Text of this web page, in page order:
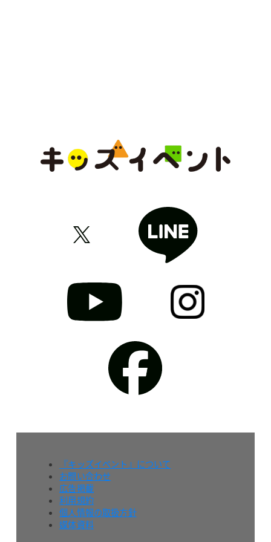
『キッズイベント』について
お問い合わせ
広告掲載
利用規約
個人情報の取扱方針
媒体資料